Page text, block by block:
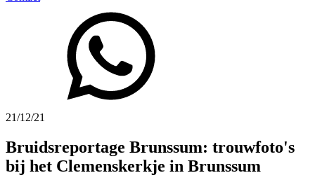
21/12/21
Bruidsreportage Brunssum: trouwfoto's
bij het Clemenskerkje in Brunssum